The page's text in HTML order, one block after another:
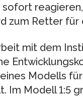
zum Retter für
mit dem
Modells
Im Modell 1:5